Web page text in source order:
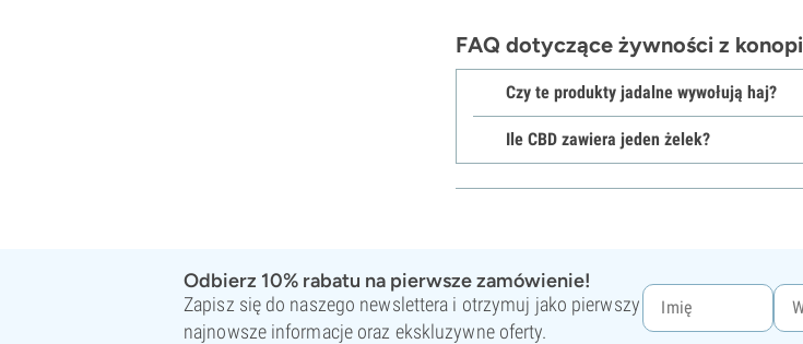
FAQ dotyczące żywności z konopi
Czy te produkty jadalne wywołują haj?
Ile CBD zawiera jeden żelek?
Odbierz 10% rabatu na pierwsze zamówienie!
Zapisz się do naszego newslettera i otrzymuj jako pierwszy
najnowsze informacje oraz ekskluzywne oferty.